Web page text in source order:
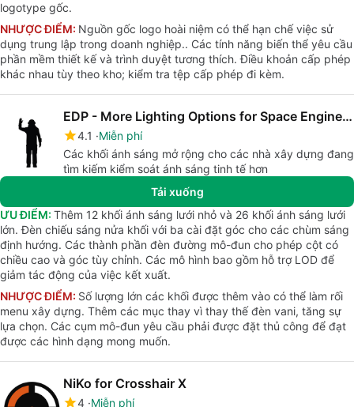
logotype gốc.
NHƯỢC ĐIỂM: Nguồn gốc logo hoài niệm có thể hạn chế việc sử
dụng trung lập trong doanh nghiệp.. Các tính năng biến thể yêu cầu
phần mềm thiết kế và trình duyệt tương thích. Điều khoản cấp phép
khác nhau tùy theo kho; kiểm tra tệp cấp phép đi kèm.
EDP - More Lighting Options for Space Engineers
4.1
Miễn phí
Các khối ánh sáng mở rộng cho các nhà xây dựng đang
tìm kiếm kiểm soát ánh sáng tinh tế hơn
Tải xuống
ƯU ĐIỂM: Thêm 12 khối ánh sáng lưới nhỏ và 26 khối ánh sáng lưới
lớn. Đèn chiếu sáng nửa khối với ba cài đặt góc cho các chùm sáng
định hướng. Các thành phần đèn đường mô-đun cho phép cột có
chiều cao và góc tùy chỉnh. Các mô hình bao gồm hỗ trợ LOD để
giảm tác động của việc kết xuất.
NHƯỢC ĐIỂM: Số lượng lớn các khối được thêm vào có thể làm rối
menu xây dựng. Thêm các mục thay vì thay thế đèn vani, tăng sự
lựa chọn. Các cụm mô-đun yêu cầu phải được đặt thủ công để đạt
được các hình dạng mong muốn.
NiKo for Crosshair X
4 Miễn phí